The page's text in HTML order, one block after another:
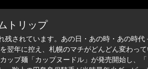
トリップ
されています。あの日・あの時・あの時代
翌年に控え、札幌のマチがどんどん変わって
ップ麺「カップヌードル」が発売開始し、「